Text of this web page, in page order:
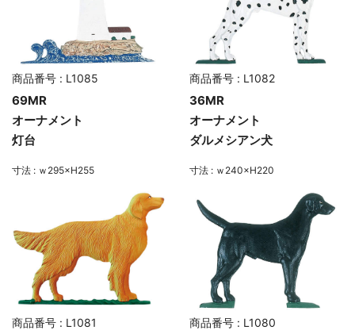
商品番号 : L1085
69MR
オーナメント
灯台
寸法 : ｗ295×H255
商品番号 : L1082
36MR
オーナメント
ダルメシアン犬
寸法 : ｗ240×H220
商品番号 : L1081 商品番号 : L1080